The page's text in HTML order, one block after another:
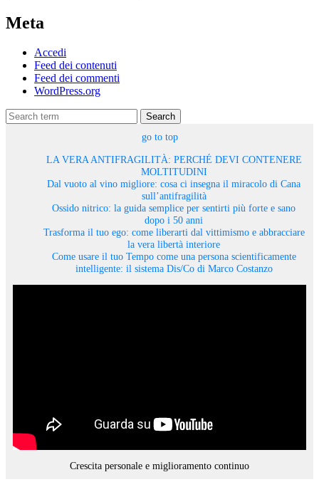
Meta
Accedi
Feed dei contenuti
Feed dei commenti
WordPress.org
Search
go to top
LA VERA ANTIFRAGILITÀ: PERCHÉ DEVI CONTENERE
MOLTITUDINI
Dal vuoto al vino migliore: cosa ci insegna il miracolo di Cana
sull’antifragilità
Ossido nitrico: la guida semplice per sentirti più forte e sano
dopo i 50 anni
Trasforma il tuo ego: come liberarti dal vittimismo e abbracciare
la vera libertà interiore
Come usare il tuo Tempo come una persona scientificamente
intelligente: il sistema Dis/Co di Marco Costanzo
Crescita personale e miglioramento continuo